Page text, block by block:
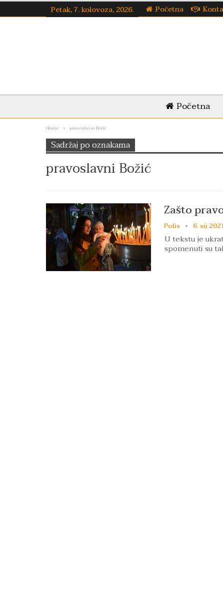
Petak, 7. kolovoza, 2026. Početna
Početna
Home pravoslavni Božić
Sadržaj po oznakama
pravoslavni Božić
Zašto
Polis 6. sij
U tekstu je
spomenuti su